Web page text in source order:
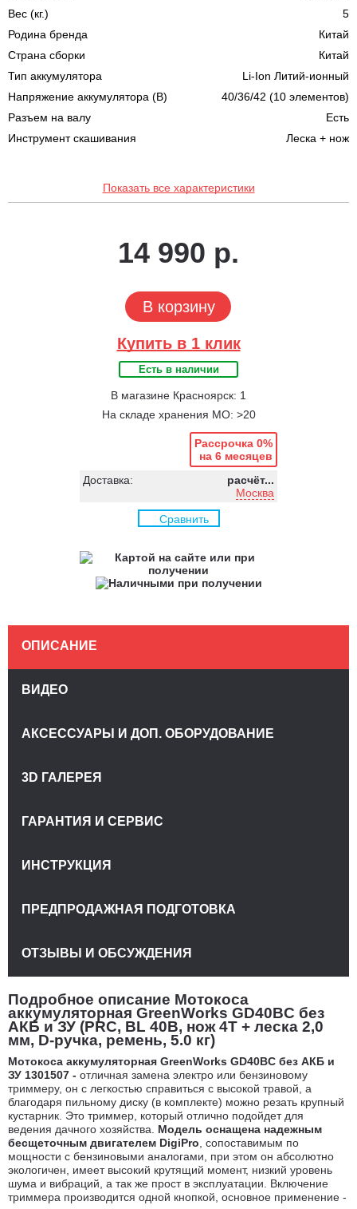
Вес (кг.)
5
Родина бренда
Китай
Страна сборки
Китай
Тип аккумулятора
Li-Ion Литий-ионный
Напряжение аккумулятора (В)
40/36/42 (10 элементов)
Разъем на валу
Есть
Инструмент скашивания
Леска + нож
Показать все характеристики
14 990 р.
В корзину
Купить в 1 клик
Есть в наличии
В магазине Красноярск: 1
На складе хранения МО: >20
Рассрочка 0%
на 6 месяцев
Доставка:
расчёт...
Москва
Сравнить
Подробное описание Мотокоса
аккумуляторная GreenWorks GD40BC без
АКБ и ЗУ (PRC, BL 40В, нож 4Т + леска 2,0
мм, D-ручка, ремень, 5.0 кг)
Мотокоса аккумуляторная GreenWorks GD40BC без АКБ и
ЗУ 1301507 - отличная замена электро или бензиновому
триммеру, он с легкостью справиться с высокой травой, а
благодаря пильному диску (в комплекте) можно резать крупный
кустарник. Это триммер, который отлично подойдет для
ведения дачного хозяйства. Модель оснащена надежным
бесщеточным двигателем DigiPro , сопоставимым по
мощности с бензиновыми аналогами, при этом он абсолютно
экологичен, имеет высокий крутящий момент, низкий уровень
шума и вибраций, а так же прост в эксплуатации. Включение
триммера производится одной кнопкой, основное применение -
ОПИСАНИЕ
ВИДЕО
АКСЕССУАРЫ И ДОП. ОБОРУДОВАНИЕ
3D ГАЛЕРЕЯ
ГАРАНТИЯ И СЕРВИС
ИНСТРУКЦИЯ
ПРЕДПРОДАЖНАЯ ПОДГОТОВКА
ОТЗЫВЫ И ОБСУЖДЕНИЯ